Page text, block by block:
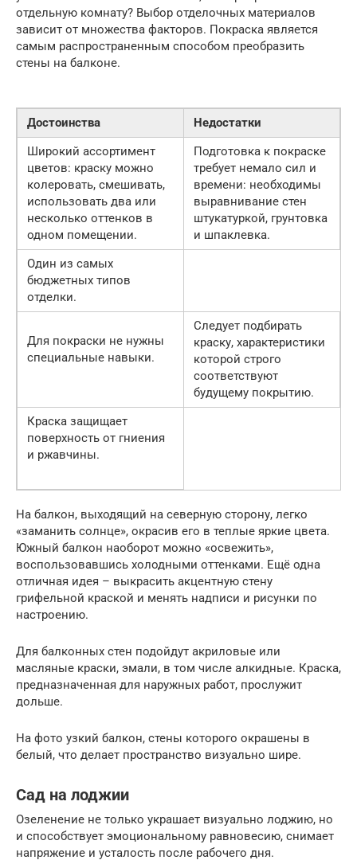
отдельную комнату? Выбор отделочных материалов
зависит от множества факторов. Покраска является
самым распространенным способом преобразить
стены на балконе.
Достоинства
Недостатки
Широкий ассортимент
цветов: краску можно
колеровать, смешивать,
использовать два или
несколько оттенков в
одном помещении.
Подготовка к покраске
требует немало сил и
времени: необходимы
выравнивание стен
штукатуркой, грунтовка
и шпаклевка.
Один из самых
бюджетных типов
отделки.
Для покраски не нужны
специальные навыки.
Следует подбирать
краску, характеристики
которой строго
соответствуют
будущему покрытию.
Краска защищает
поверхность от гниения
и ржавчины.
На балкон, выходящий на северную сторону, легко
«заманить солнце», окрасив его в теплые яркие цвета.
Южный балкон наоборот можно «освежить»,
воспользовавшись холодными оттенками. Ещё одна
отличная идея – выкрасить акцентную стену
грифельной краской и менять надписи и рисунки по
настроению.
Для балконных стен подойдут акриловые или
масляные краски, эмали, в том числе алкидные. Краска,
предназначенная для наружных работ, прослужит
дольше.
На фото узкий балкон, стены которого окрашены в
белый, что делает пространство визуально шире.
Сад на лоджии
Озеленение не только украшает визуально лоджию, но
и способствует эмоциональному равновесию, снимает
напряжение и усталость после рабочего дня.